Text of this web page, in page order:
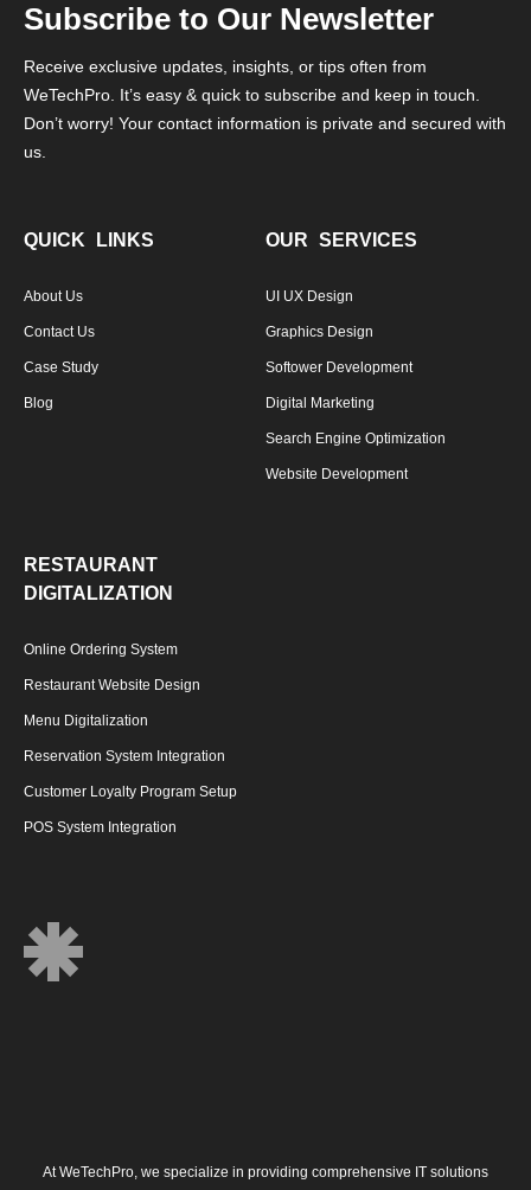
Subscribe to Our Newsletter
Receive exclusive updates, insights, or tips often from
WeTechPro. It’s easy & quick to subscribe and keep in touch.
Don’t worry! Your contact information is private and secured with
us.
QUICK LINKS
About Us
Contact Us
Case Study
Blog
OUR SERVICES
UI UX Design
Graphics Design
Softower Development
Digital Marketing
Search Engine Optimization
Website Development
RESTAURANT
DIGITALIZATION
Online Ordering System
Restaurant Website Design
Menu Digitalization
Reservation System Integration
Customer Loyalty Program Setup
POS System Integration
AtWeTechPro, we specialize in providing comprehensive IT solutions